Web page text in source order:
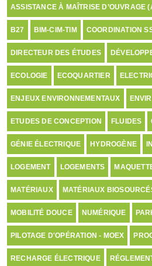
ASSISTANCE À MAÎTRISE D’OUVRAGE
B27 BIM-CIM-TIM COORDINATION
DIRECTEUR DES ÉTUDES
ECOLOGIE ECOQUARTIER
ENJEUX ENVIRONNEMENTAUX
ETUDES DE CONCEPTION FLUIDES
GÉNIE ÉLECTRIQUE HYDROGÈNE
LOGEMENT LOGEMENTS
MATÉRIAUX MATÉRIAUX
MOBILITÉ DOUCE NUMÉRIQUE
PILOTAGE D'OPÉRATION - MOEX
RECHARGE ÉLECTRIQUE